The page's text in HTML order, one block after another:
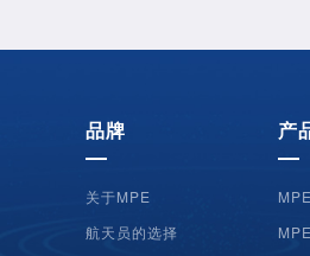
品牌
关于MPE
航天员的选择
产